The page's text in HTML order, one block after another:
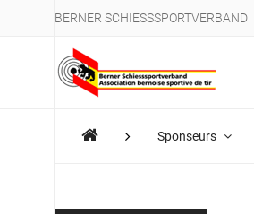
BERNER SCHIESSSPORTVERBAND
Sponseurs